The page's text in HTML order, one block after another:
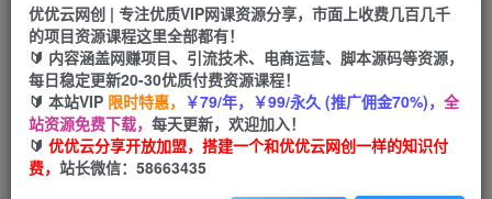
云币 9.9 云币99
会员免费
立即购买
您当前未登录！建议登陆后购买，可保存购买订单
优优云网创 | 专注优质VIP网课资源分享，市面上收费几百几千
的项目资源课程这里全部都有！
🔰 内容涵盖网赚项目、引流技术、电商运营、脚本源码等资源，
每日稳定更新20-30优质付费资源课程！
🔰 本站VIP 限时特惠， ￥79/年，￥99/永久 (推广佣金70%)， 全
站资源免费下载， 每天更新，欢迎加入！
🔰 优优云分享开放加盟，搭建一个和优优云网创一样的知识付
费， 站长微信：58663435